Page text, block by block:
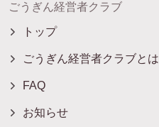
ごうぎん経営者クラブ
トップ
ごうぎん経営者クラブとは
FAQ
お知らせ